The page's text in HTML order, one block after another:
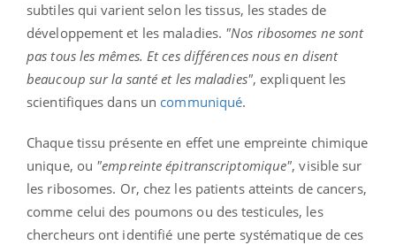
subtiles qui varient selon les tissus, les stades de
développement et les maladies. "Nos ribosomes ne sont
pas tous les mêmes. Et ces différences nous en disent
beaucoup sur la santé et les maladies", expliquent les
scientifiques dans un communiqué.
Chaque tissu présente en effet une empreinte chimique
unique, ou "empreinte épitranscriptomique", visible sur
les ribosomes. Or, chez les patients atteints de cancers,
comme celui des poumons ou des testicules, les
chercheurs ont identifié une perte systématique de ces